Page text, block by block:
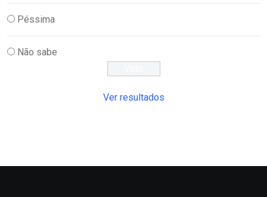
Péssima
Não sabe
Ver resultados